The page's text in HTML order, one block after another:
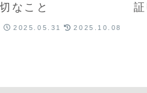
なこと
2025.05.31 2025.10.08